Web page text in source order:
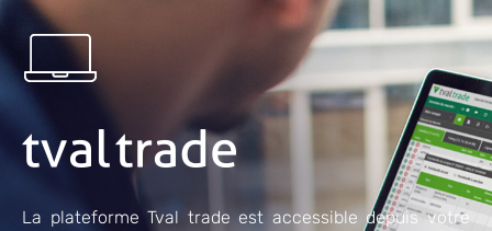
La plateforme Tval trade est accessible depuis votre